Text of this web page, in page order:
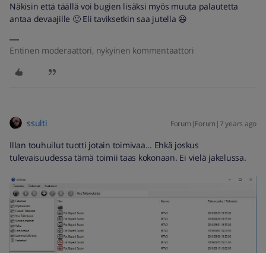
Näkisin että täällä voi bugien lisäksi myös muuta palautetta
antaa devaajille 🙂 Eli taviksetkin saa jutella 😃
Entinen moderaattori, nykyinen kommentaattori
ssulti Forum|Forum|7 years ago
Illan touhuilut tuotti jotain toimivaa... Ehkä joskus
tulevaisuudessa tämä toimii taas kokonaan. Ei vielä jakelussa.